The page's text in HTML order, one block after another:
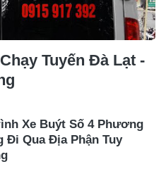
Tuyến Đà Lạt -
Xe Buýt Số 4 Phương
Đi Qua Địa Phận Tuy